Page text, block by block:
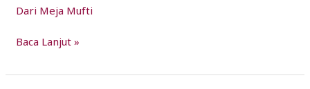
Dari Meja Mufti
:
Ibadah
Baca Lanjut »